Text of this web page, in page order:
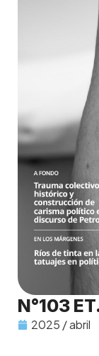
N°103
2025 / abril